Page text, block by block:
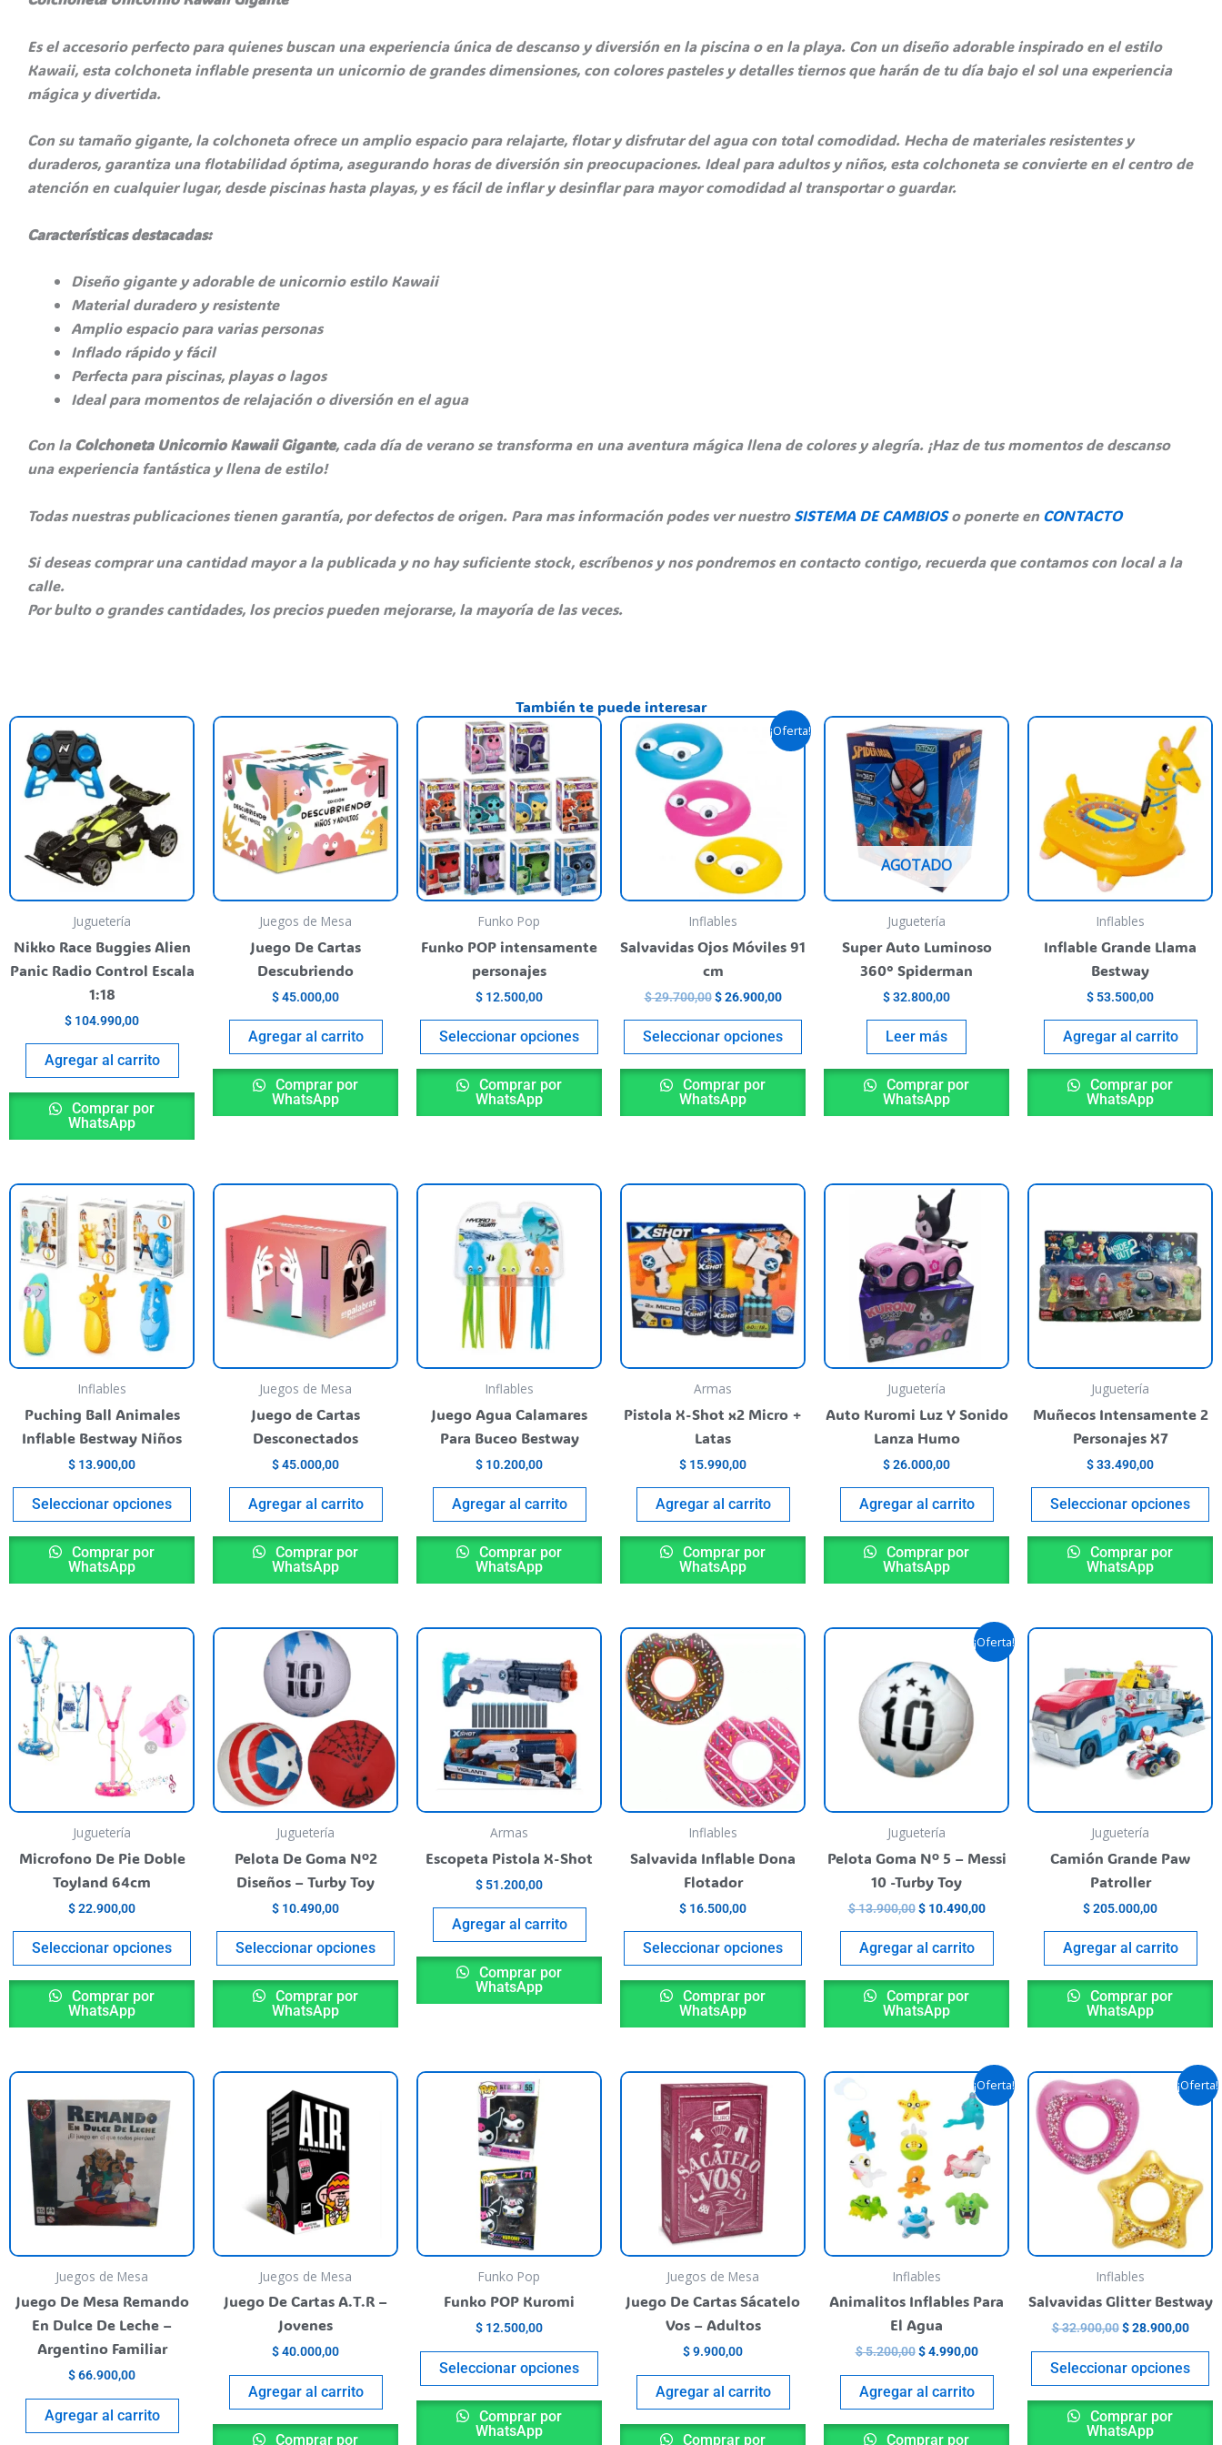
Es el accesorio perfecto para quienes buscan una experiencia única de descanso y diversión en la piscina o en la playa. Con un diseño adorable inspirado en el estilo
Kawaii, esta colchoneta inflable presenta un unicornio de grandes dimensiones, con colores pasteles y detalles tiernos que harán de tu día bajo el sol una experiencia
mágica y divertida.
Con su tamaño gigante, la colchoneta ofrece un amplio espacio para relajarte, flotar y disfrutar del agua con total comodidad. Hecha de materiales resistentes y
duraderos, garantiza una flotabilidad óptima, asegurando horas de diversión sin preocupaciones. Ideal para adultos y niños, esta colchoneta se convierte en el centro de
atención en cualquier lugar, desde piscinas hasta playas, y es fácil de inflar y desinflar para mayor comodidad al transportar o guardar.
Características destacadas:
Diseño gigante y adorable de unicornio estilo Kawaii
Material duradero y resistente
Amplio espacio para varias personas
Inflado rápido y fácil
Perfecta para piscinas, playas o lagos
Ideal para momentos de relajación o diversión en el agua
Con la Colchoneta Unicornio Kawaii Gigante, cada día de verano se transforma en una aventura mágica llena de colores y alegría. ¡Haz de tus momentos de descanso
una experiencia fantástica y llena de estilo!
Todas nuestras publicaciones tienen garantía, por defectos de origen. Para mas información podes ver nuestroSISTEMA DE CAMBIOS o ponerte en CONTACTO
Si deseas comprar una cantidad mayor a la publicada y no hay suficiente stock, escríbenos y nos pondremos en contacto contigo, recuerda que contamos con local a la
calle.
Por bulto o grandes cantidades, los precios pueden mejorarse, la mayoría de las veces.
También te puede interesar
Juguetería
Nikko Race Buggies Alien
Panic Radio Control Escala
1:18
$ 104.990,00
Agregar al carrito
Comprar por
WhatsApp
Juegos de Mesa
Juego De Cartas
Descubriendo
$45.000,00
Agregar al carrito
Comprar por
WhatsApp
Funko Pop
Funko POP intensamente
personajes
$ 12.500,00
Seleccionar opciones
This
product
variants.
may
chosen
Comprar por
WhatsApp
¡Oferta!
Inflables
Salvavidas Ojos Móviles 91
cm
$29.700,00
price
was:
$ 29.700,00.
$26.900,00
Current
price
is:
$ 26.900,00.
Seleccionar opciones
This
product
multiple
variants.
may
chosen
Comprar por
WhatsApp
AGOTADO
Juguetería
Super Auto Luminoso
360° Spiderman
$32.800,00
Leer más
Comprar por
WhatsApp
Inflables
Inflable Grande Llama
Bestway
$ 53.500,00
Agregar al carrito
Comprar por
WhatsApp
Inflables
Puching Ball Animales
Inflable Bestway Niños
$ 13.900,00
Seleccionar opciones
This
multiple
may
Comprar por
WhatsApp
Juegos de Mesa
Juego de Cartas
Desconectados
$45.000,00
Agregar al carrito
Comprar por
WhatsApp
Inflables
Juego Agua Calamares
Para Buceo Bestway
$ 10.200,00
Agregar al carrito
Comprar por
WhatsApp
Armas
Pistola X-Shot x2 Micro +
Latas
$ 15.990,00
Agregar al carrito
Comprar por
WhatsApp
Juguetería
Auto Kuromi Luz Y Sonido
Lanza Humo
$26.000,00
Agregar al carrito
Comprar por
WhatsApp
Juguetería
Muñecos Intensamente 2
Personajes X7
$33.490,00
Seleccionar opciones
Comprar por
WhatsApp
Juguetería
Microfono De Pie Doble
Toyland 64cm
$22.900,00
Seleccionar opciones
This
variants.
options
may
chosen
Comprar por
WhatsApp
Juguetería
Pelota De Goma Nº2
Diseños – Turby Toy
$ 10.490,00
Seleccionar opciones
This
product
multiple
variants.
The
options
may
chosen
Comprar por
WhatsApp
Armas
Escopeta Pistola X-Shot
$ 51.200,00
Agregar al carrito
Comprar por
WhatsApp
Inflables
Salvavida Inflable Dona
Flotador
$ 16.500,00
Seleccionar opciones
This
may
chosen
Comprar por
WhatsApp
¡Oferta!
Juguetería
Pelota Goma Nº 5 – Messi
10 -Turby Toy
$13.900,00
Original
was:
$ 13.900,00.
$10.490,00
Current
price
is:
Agregar al carrito
Comprar por
WhatsApp
Juguetería
Camión Grande Paw
Patroller
$205.000,00
Agregar al carrito
Comprar por
WhatsApp
Juegos de Mesa
Juego De Mesa Remando
En Dulce De Leche –
Argentino Familiar
$66.900,00
Agregar al carrito
Juegos de Mesa
Juego De Cartas A.T.R –
Jovenes
$40.000,00
Agregar al carrito
Comprar por
Funko Pop
Funko POP Kuromi
$ 12.500,00
Seleccionar opciones
This
may
chosen
page
Comprar por
WhatsApp
Juegos de Mesa
Juego De Cartas Sácatelo
Vos – Adultos
$9.900,00
Agregar al carrito
Comprar por
¡Oferta!
Inflables
Animalitos Inflables Para
El Agua
$5.200,00
Original
price
was:
$ 5.200,00.
$4.990,00
Current
price
is:
$ 4.990,00.
Agregar al carrito
Comprar por
¡Oferta!
Inflables
Salvavidas Glitter Bestway
$32.900,00
Original
price
was:
$ 32.900,00.
$28.900,00
price
is:
Seleccionar opciones
Comprar por
WhatsApp